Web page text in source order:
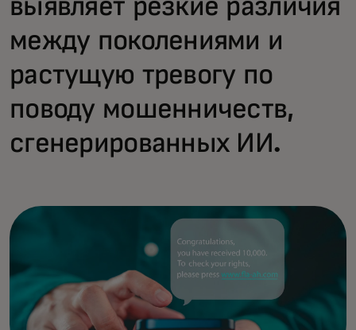
выявляет резкие различия
между поколениями и
растущую тревогу по
поводу мошенничеств,
сгенерированных ИИ.